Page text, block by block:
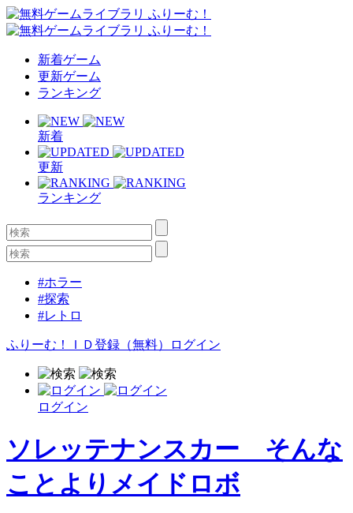
新着ゲーム
更新ゲーム
ランキング
新着
更新
ランキング
#ホラー
#探索
#レトロ
ふりーむ！ＩＤ登録（無料） ログイン
ログイン
ソレッテナンスカー そんな
ことよりメイドロボ